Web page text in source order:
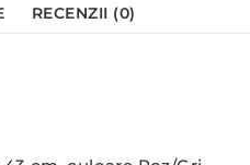
RECENZII (0)